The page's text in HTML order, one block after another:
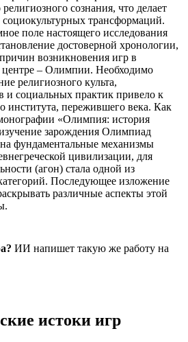
сознания, что делает
трансформаций.
поле настоящего исследования
достоверной хронологии,
возникновения игр в
центре – Олимпии. Необходимо
религиозного культа,
и социальных практик привело к
института, пережившего века. Как
«Олимпия: история
зарождения Олимпиад
на фундаментальные механизмы
цивилизации, для
(агон) стала одной из
Последующее изложение
различные аспекты этой
ИИ напишет такую же работу на
истоки игр